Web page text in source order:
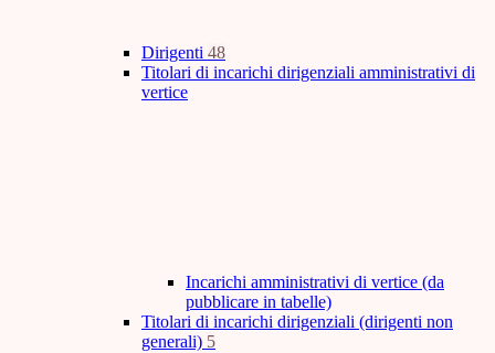
Dirigenti 48
Titolari di incarichi dirigenziali amministrativi di
vertice
Incarichi amministrativi di vertice (da
pubblicare in tabelle)
Titolari di incarichi dirigenziali (dirigenti non
generali) 5